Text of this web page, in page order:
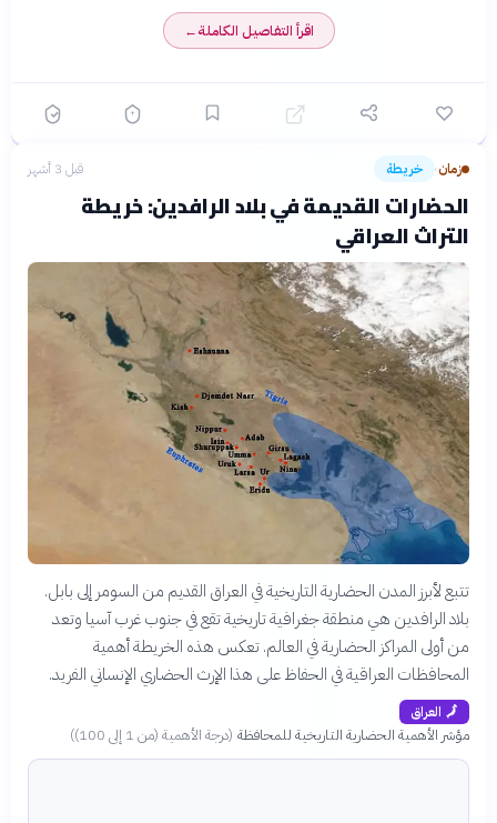
اقرأ التفاصيل الكاملة←
زمان› خريطة قبل 3 أشهر
الحضارات القديمة في بلاد الرافدين: خريطة
التراث العراقي
تتبع لأبرز المدن الحضارية التاريخية في العراق القديم من السومر إلى بابل.
بلاد الرافدين هي منطقة جغرافية تاريخية تقع في جنوب غرب آسيا وتعد
من أولى المراكز الحضارية في العالم. تعكس هذه الخريطة أهمية
المحافظات العراقية في الحفاظ على هذا الإرث الحضاري الإنساني الفريد.
🗾 العراق
مؤشر الأهمية الحضارية التاريخية للمحافظة (درجة الأهمية (من 1 إلى 100) )